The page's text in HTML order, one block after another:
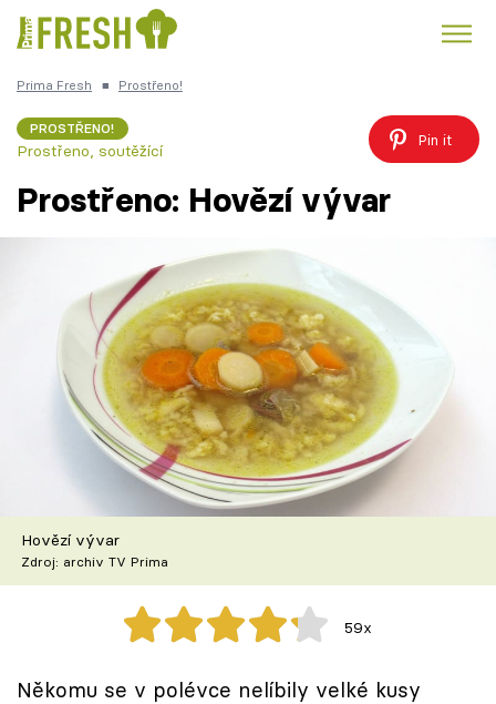
Česká kuchyně
Témata
Recepty
Články
TV Program
Škola vaření
Recepty z TV
Speciál: Cuketa
Těhotnej kuchař
Prima Fresh ■ Prostřeno!
PROSTŘENO!
Prostřeno, soutěžící
Pin it
Prostřeno: Hovězí vývar
Hovězí vývar
Zdroj: archiv TV Prima
59x
Někomu se v polévce nelíbily velké kusy